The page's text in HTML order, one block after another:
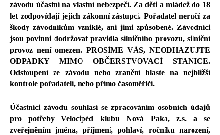
závodu účastní na vlastní nebezpečí. Za děti a mládež do 18
let zodpovídají jejich zákonní zástupci. Pořadatel neručí za
škody závodníkům vzniklé, ani jimi způsobené. Závodníci
jsou povinni dodržovat pravidla silničního provozu, silniční
provoz není omezen. PROSÍME VÁS, NEODHAZUJTE
ODPADKY MIMO OBČERSTVOVACÍ STANICE.
Odstoupení ze závodu nebo zranění hlaste na nejbližší
kontrole pořadateli, nebo přímo časoměřiči.
Účastníci závodu souhlasí se zpracováním osobních údajů
pro potřeby Velocipéd klubu Nová Paka, z.s. a se
zveřejněním jména, příjmení, pohlaví, ročníku narození,